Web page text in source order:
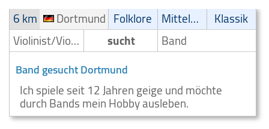
6 km
Dortmund Folklore Mittelalter
Klassik
Violinist/Violinenspieler/Geiger
sucht Band
Band gesucht Dortmund
Ich spiele seit 12 Jahren geige und möchte
durch Bands mein Hobby ausleben.